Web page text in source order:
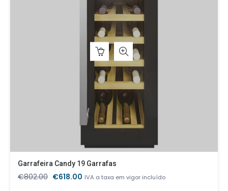
Garrafeira Candy 19 Garrafas
€802.00 O
€618.00 O
IVA a taxa em vigor incluído